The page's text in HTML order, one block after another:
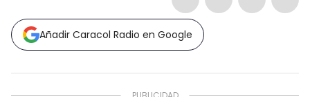
Añadir Caracol Radio en Google